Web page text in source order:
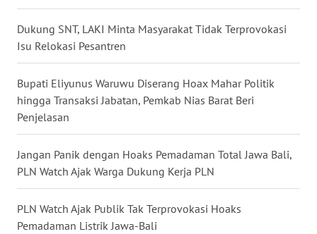
Dukung SNT, LAKI Minta Masyarakat Tidak Terprovokasi
Isu Relokasi Pesantren
Bupati Eliyunus Waruwu Diserang Hoax Mahar Politik
hingga Transaksi Jabatan, Pemkab Nias Barat Beri
Penjelasan
Jangan Panik dengan Hoaks Pemadaman Total Jawa Bali,
PLN Watch Ajak Warga Dukung Kerja PLN
PLN Watch Ajak Publik Tak Terprovokasi Hoaks
Pemadaman Listrik Jawa-Bali
KALTIM
WN
SULSEL
WN
GORONTALO
WN
SULUT
WN